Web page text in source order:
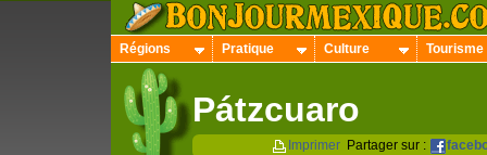
Régions Pratique Culture Tourisme
Pátzcuaro
Imprimer Partager sur :